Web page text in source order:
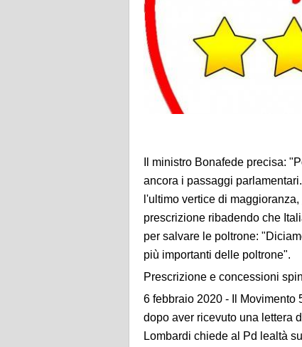
Il ministro Bonafede precisa:
ancora i passaggi
l'ultimo vertice di maggioranza,
prescrizione ribadendo che
per salvare le poltrone:
più importanti delle poltrone".
Prescrizione e concessioni
6 febbraio 2020 - Il Movimento
dopo aver ricevuto una lettera
Lombardi chiede al Pd lealtà